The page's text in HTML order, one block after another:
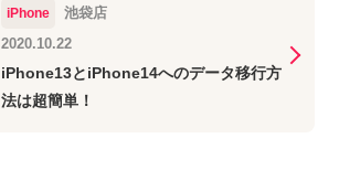
iPhone
池袋店
2020.10.22
iPhone13とiPhone14へのデータ移行方
法は超簡単！